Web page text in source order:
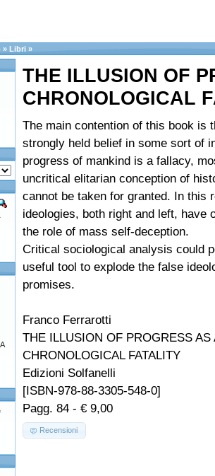
» Libri »
THE ILLUSION OF
CHRONOLOGICAL
The main contention of this book is
strongly held belief in some sort of
progress of mankind is a fallacy,
uncritical elitarian conception of
cannot be taken for granted. In this
ideologies, both right and left, have
the role of mass self-deception.
Critical sociological analysis could
useful tool to explode the false
promises.
Franco Ferrarotti
THE ILLUSION OF PROGRESS AS
CHRONOLOGICAL FATALITY
Edizioni Solfanelli
[ISBN-978-88-3305-548-0]
Pagg. 84 - € 9,00
Recensioni